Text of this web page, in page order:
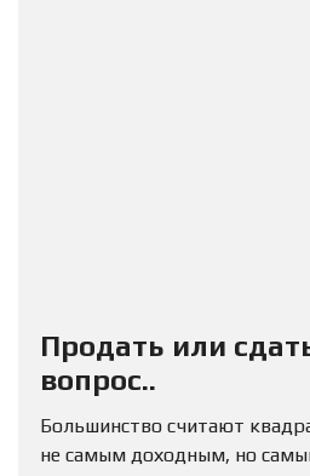
Продать или
вопрос..
Большинство считают
не самым доходным, но